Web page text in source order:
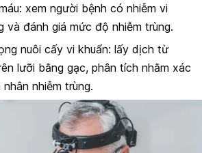
xem người bệnh có nhiễm vi
và đánh giá mức độ nhiễm trùng.
nuôi cấy vi khuẩn: lấy dịch từ
lưỡi bằng gạc, phân tích nhằm xác
nhiễm trùng.